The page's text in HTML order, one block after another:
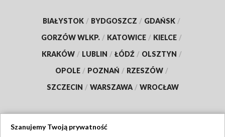
BIAŁYSTOK / BYDGOSZCZ / GDAŃSK /
GORZÓW WLKP. / KATOWICE / KIELCE /
KRAKÓW / LUBLIN / ŁÓDŹ / OLSZTYN /
OPOLE / POZNAŃ / RZESZÓW /
SZCZECIN / WARSZAWA / WROCŁAW
Szanujemy Twoją prywatność